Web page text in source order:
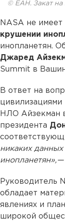
© ЕАН. Закат на
NASA не
крушении
инопланетян.
Джаред
Summit в
В ответ на
НЛО Айзекман
президента
никаких
инопланетян»,—
Руководитель
обладает
явлениях и
широкой